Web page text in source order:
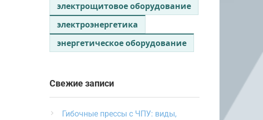
электрощитовое оборудование
электроэнергетика
энергетическое оборудование
Свежие записи
Гибочные прессы с ЧПУ: виды,